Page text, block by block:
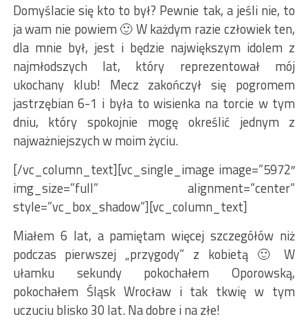
Domyślacie się kto to był? Pewnie tak, a jeśli nie, to
ja wam nie powiem 🙂 W każdym razie człowiek ten,
dla mnie był, jest i będzie największym idolem z
najmłodszych lat, który reprezentował mój
ukochany klub! Mecz zakończył się pogromem
jastrzębian 6-1 i była to wisienka na torcie w tym
dniu, który spokojnie mogę określić jednym z
najważniejszych w moim życiu.
[/vc_column_text][vc_single_image image=”5972″
img_size=”full” alignment=”center”
style=”vc_box_shadow”][vc_column_text]
Miałem 6 lat, a pamiętam więcej szczegółów niż
podczas pierwszej „przygody” z kobietą 🙂 W
ułamku sekundy pokochałem Oporowską,
pokochałem Śląsk Wrocław i tak tkwię w tym
uczuciu blisko 30 lat. Na dobre i na złe!